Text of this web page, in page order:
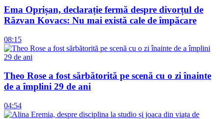
Ema Oprișan, declarație fermă despre divorțul de
Răzvan Kovacs: Nu mai există cale de împăcare
08:15
Theo Rose a fost sărbătorită pe scenă cu o zi înainte
de a împlini 29 de ani
04:54